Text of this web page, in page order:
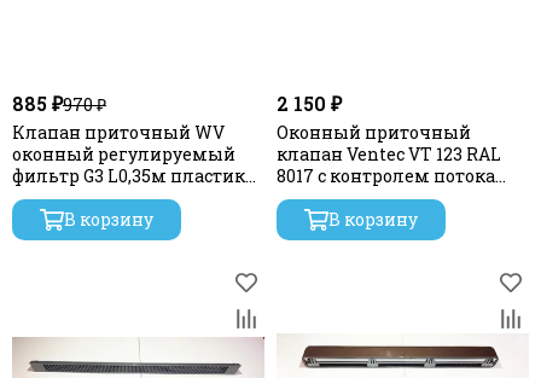
885 ₽970 ₽
Клапан приточный WV
оконный регулируемый
фильтр G3 L0,35м пластик
белый ERA
В корзину
2 150 ₽
Оконный приточный
клапан Ventec VT 123 RAL
8017 с контролем потока
воздуха
В корзину